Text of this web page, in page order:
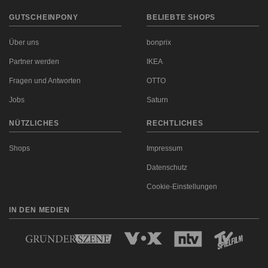
GUTSCHEINPONY
Über uns
Partner werden
Fragen und Antworten
Jobs
BELIEBTE SHOPS
bonprix
IKEA
OTTO
Saturn
NÜTZLICHES
Shops
RECHTLICHES
Impressum
Datenschutz
Cookie-Einstellungen
IN DEN MEDIEN